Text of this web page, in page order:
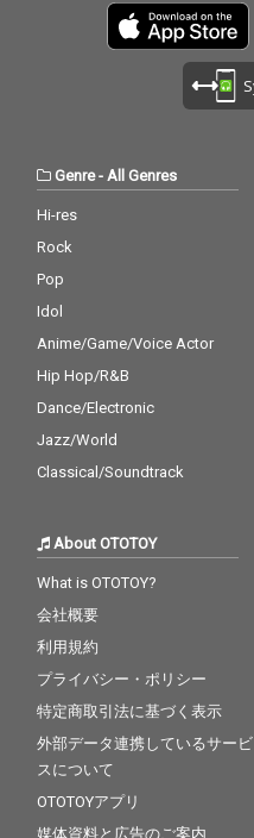
Genre- All Genres
Hi-res
Rock
Pop
Idol
Anime/Game/Voice Actor
Hip Hop/R&B
Dance/Electronic
Jazz/World
Classical/Soundtrack
About OTOTOY
What is OTOTOY?
会社概要
利用規約
プライバシー・ポリシー
特定商取引法に基づく表示
外部データ連携しているサービ
スについて
OTOTOYアプリ
媒体資料と広告のご案内